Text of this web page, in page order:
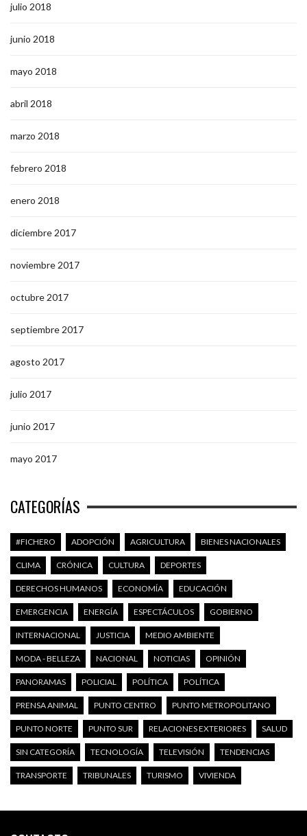
julio 2018
junio 2018
mayo 2018
abril 2018
marzo 2018
febrero 2018
enero 2018
diciembre 2017
noviembre 2017
octubre 2017
septiembre 2017
agosto 2017
julio 2017
junio 2017
mayo 2017
CATEGORÍAS
#FICHERO ADOPCIÓN AGRICULTURA BIENES NACIONALES
CLIMA CRÓNICA CULTURA DEPORTES
DERECHOS HUMANOS ECONOMÍA EDUCACIÓN
EMERGENCIA ENERGÍA ESPECTÁCULOS GOBIERNO
INTERNACIONAL JUSTICIA MEDIO AMBIENTE
MODA - BELLEZA NACIONAL NOTICIAS OPINIÓN
PANORAMAS POLICIAL POLÍTICA POLÍTICA
PRENSA ANIMAL PUNTO CENTRO PUNTO METROPOLITANO
PUNTO NORTE PUNTO SUR RELACIONES EXTERIORES SALUD
SIN CATEGORÍA TECNOLOGÍA TELEVISIÓN TENDENCIAS
TRANSPORTE TRIBUNALES TURISMO VIVIENDA